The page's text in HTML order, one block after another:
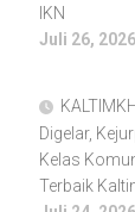
IKN
Juli 26, 2026
Digelar,
Kelas
Terbaik